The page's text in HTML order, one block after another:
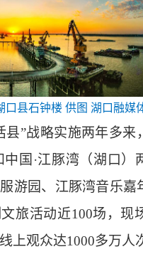
口县石钟楼 供图 湖口融媒
”战略实施两年多来
中国·江豚湾（湖口）
游园、江豚湾音乐嘉
旅活动近100场，现
上观众达1000多万人